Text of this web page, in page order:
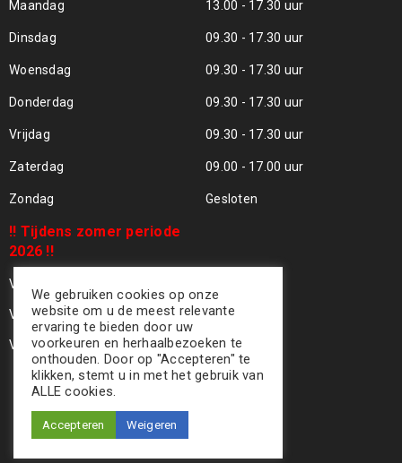
Maandag 13.00 - 17.30 uur
Dinsdag 09.30 - 17.30 uur
Woensdag 09.30 - 17.30 uur
Donderdag 09.30 - 17.30 uur
Vrijdag 09.30 - 17.30 uur
Zaterdag 09.00 - 17.00 uur
Zondag Gesloten
!! Tijdens zomer periode
2026 !!
Vrijdag 24 Juli - Gesloten !!
Vrijdag 31 Juli - Gesloten !!
Vrijdag 07 Aug - Gesloten !!
We gebruiken cookies op onze
website om u de meest relevante
ervaring te bieden door uw
voorkeuren en herhaalbezoeken te
onthouden. Door op "Accepteren" te
klikken, stemt u in met het gebruik van
ALLE cookies.
Accepteren Weigeren